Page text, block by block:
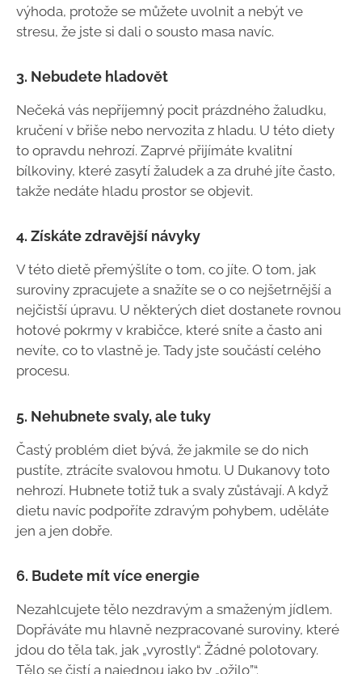
výhoda, protože se můžete uvolnit a nebýt ve
stresu, že jste si dali o sousto masa navíc.
3. Nebudete hladovět
Nečeká vás nepříjemný pocit prázdného žaludku,
kručení v břiše nebo nervozita z hladu. U této diety
to opravdu nehrozí. Zaprvé přijímáte kvalitní
bílkoviny, které zasytí žaludek a za druhé jíte často,
takže nedáte hladu prostor se objevit.
4. Získáte zdravější návyky
V této dietě přemýšlíte o tom, co jíte. O tom, jak
suroviny zpracujete a snažíte se o co nejšetrnější a
nejčistší úpravu. U některých diet dostanete rovnou
hotové pokrmy v krabičce, které sníte a často ani
nevíte, co to vlastně je. Tady jste součástí celého
procesu.
5. Nehubnete svaly, ale tuky
Častý problém diet bývá, že jakmile se do nich
pustíte, ztrácíte svalovou hmotu. U Dukanovy toto
nehrozí. Hubnete totiž tuk a svaly zůstávají. A když
dietu navíc podpoříte zdravým pohybem, uděláte
jen a jen dobře.
6. Budete mít více energie
Nezahlcujete tělo nezdravým a smaženým jídlem.
Dopřáváte mu hlavně nezpracované suroviny, které
jdou do těla tak, jak „vyrostly“. Žádné polotovary.
Tělo se čistí a najednou jako by „ožilo”“.